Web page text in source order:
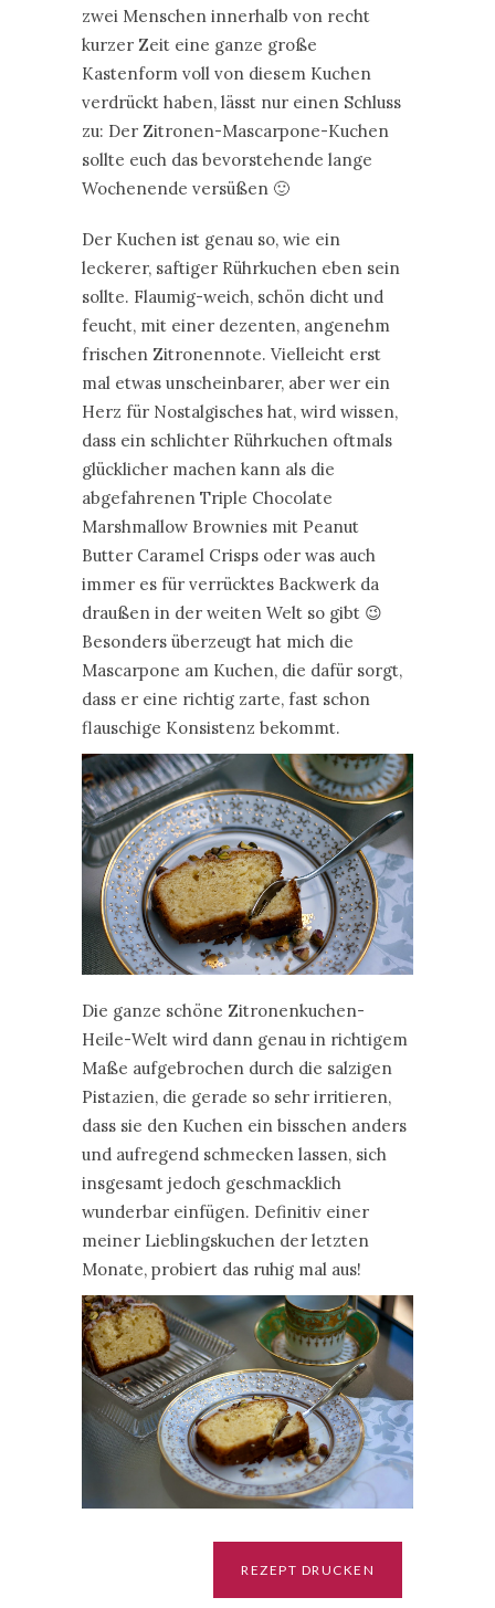
zwei Menschen innerhalb von recht
kurzer Zeit eine ganze große
Kastenform voll von diesem Kuchen
verdrückt haben, lässt nur einen Schluss
zu: Der Zitronen-Mascarpone-Kuchen
sollte euch das bevorstehende lange
Wochenende versüßen 🙂
Der Kuchen ist genau so, wie ein
leckerer, saftiger Rührkuchen eben sein
sollte. Flaumig-weich, schön dicht und
feucht, mit einer dezenten, angenehm
frischen Zitronennote. Vielleicht erst
mal etwas unscheinbarer, aber wer ein
Herz für Nostalgisches hat, wird wissen,
dass ein schlichter Rührkuchen oftmals
glücklicher machen kann als die
abgefahrenen Triple Chocolate
Marshmallow Brownies mit Peanut
Butter Caramel Crisps oder was auch
immer es für verrücktes Backwerk da
draußen in der weiten Welt so gibt 😉
Besonders überzeugt hat mich die
Mascarpone am Kuchen, die dafür sorgt,
dass er eine richtig zarte, fast schon
flauschige Konsistenz bekommt.
Die ganze schöne Zitronenkuchen-
Heile-Welt wird dann genau in richtigem
Maße aufgebrochen durch die salzigen
Pistazien, die gerade so sehr irritieren,
dass sie den Kuchen ein bisschen anders
und aufregend schmecken lassen, sich
insgesamt jedoch geschmacklich
wunderbar einfügen. Definitiv einer
meiner Lieblingskuchen der letzten
Monate, probiert das ruhig mal aus!